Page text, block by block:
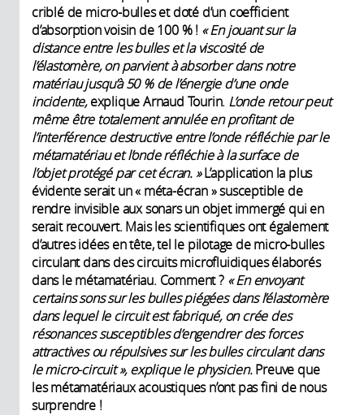
criblé de micro-bulles et doté d’un coefficient
d’absorption voisin de 100 % ! « En jouant sur la
distance entre les bulles et la viscosité de
l’élastomère, on parvient à absorber dans notre
matériau jusqu’à 50 % de l’énergie d’une onde
incidente,explique Arnaud Tourin. L’onde retour peut
même être totalement annulée en profitant de
l’interférence destructive entre l’onde réfléchie par le
métamatériau et l’onde réfléchie à la surface de
l’objet protégé par cet écran. »L’application la plus
évidente serait un « méta-écran » susceptible de
rendre invisible aux sonars un objet immergé qui en
serait recouvert. Mais les scientifiques ont également
d’autres idées en tête, tel le pilotage de micro-bulles
circulant dans des circuits microfluidiques élaborés
dans le métamatériau. Comment ? « En envoyant
certains sons sur les bulles piégées dans l’élastomère
dans lequel le circuit est fabriqué, on crée des
résonances susceptibles d’engendrer des forces
attractives ou répulsives sur les bulles circulant dans
le micro-circuit », explique le physicien.Preuve que
les métamatériaux acoustiques n’ont pas fini de nous
surprendre !